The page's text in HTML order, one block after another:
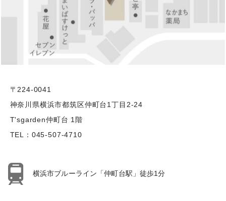
〒224-0041
神奈川県横浜市都筑区仲町台1丁目2-24
T'sgarden仲町台 1階
TEL： 045-507-4710
横浜市ブルーライン「仲町台駅」徒歩1分